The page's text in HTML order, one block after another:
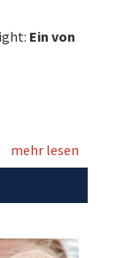
On top
Album
Sie
Fan-
Zweck!
Ein von
Stürmer
Von
ohne
mehr lesen